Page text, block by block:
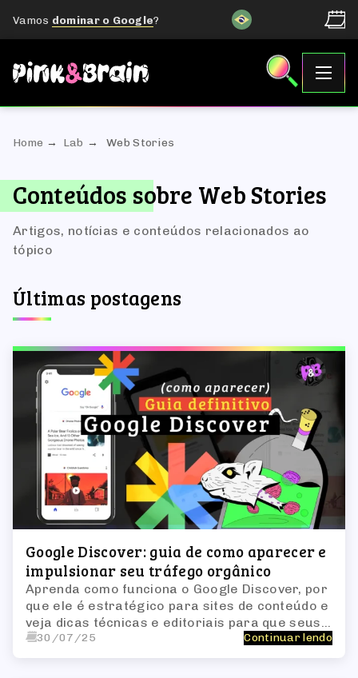
Vamos dominar o Google?
Home Lab Web Stories
Conteúdos sobre Web Stories
Artigos, notícias e conteúdos relacionados ao
tópico
Últimas postagens
Google Discover: guia de como aparecer e
impulsionar seu tráfego orgânico
Aprenda como funciona o Google Discover, por
que ele é estratégico para sites de conteúdo e
veja dicas técnicas e editoriais para que seus
artigos apareçam na plataforma
30/07/25 Continuar lendo